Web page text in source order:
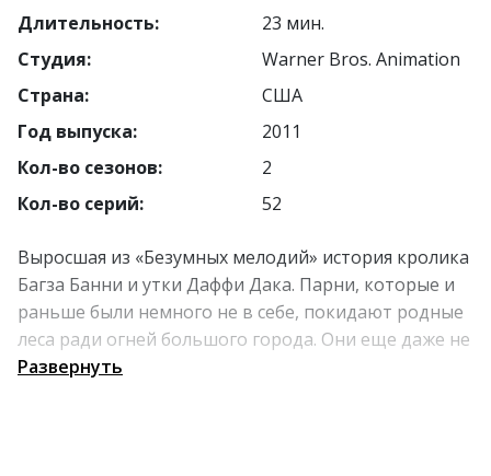
Длительность:
23 мин.
Студия:
Warner Bros. Animation
Страна:
США
Год выпуска:
2011
Кол-во сезонов:
2
Кол-во серий:
52
Выросшая из «Безумных мелодий» история кролика
Багза Банни и утки Даффи Дака. Парни, которые и
раньше были немного не в себе, покидают родные
леса ради огней большого города. Они еще даже не
представляют, что мегаполис встретит их такими
Развернуть